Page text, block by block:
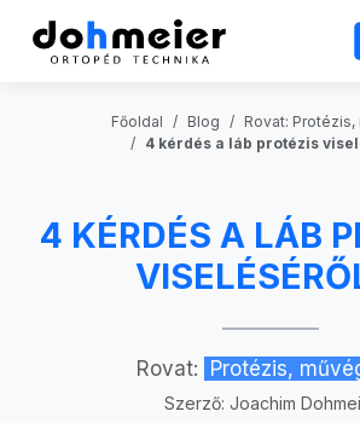
Főoldal Blog
Rovat:
4 kérdés a láb protézis
4 KÉRDÉS A LÁB
Rovat: Protézis,
Szerző: Joachim